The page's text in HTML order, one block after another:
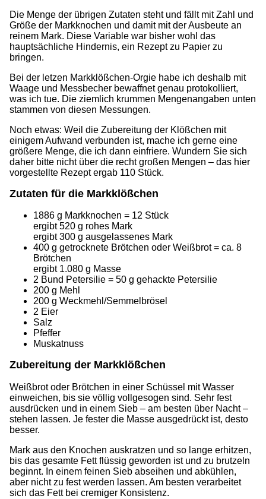
Die Menge der übrigen Zutaten steht und fällt mit Zahl und
Größe der Markknochen und damit mit der Ausbeute an
reinem Mark. Diese Variable war bisher wohl das
hauptsächliche Hindernis, ein Rezept zu Papier zu
bringen.
Bei der letzen Markklößchen-Orgie habe ich deshalb mit
Waage und Messbecher bewaffnet genau protokolliert,
was ich tue. Die ziemlich krummen Mengenangaben unten
stammen von diesen Messungen.
Noch etwas: Weil die Zubereitung der Klößchen mit
einigem Aufwand verbunden ist, mache ich gerne eine
größere Menge, die ich dann einfriere. Wundern Sie sich
daher bitte nicht über die recht großen Mengen – das hier
vorgestellte Rezept ergab 110 Stück.
Zutaten für die Markklößchen
1886 g Markknochen = 12 Stück
ergibt 520 g rohes Mark
ergibt 300 g ausgelassenes Mark
400 g getrocknete Brötchen oder Weißbrot = ca. 8
Brötchen
ergibt 1.080 g Masse
2 Bund Petersilie = 50 g gehackte Petersilie
200 g Mehl
200 g Weckmehl/Semmelbrösel
2 Eier
Salz
Pfeffer
Muskatnuss
Zubereitung der Markklößchen
Weißbrot oder Brötchen in einer Schüssel mit Wasser
einweichen, bis sie völlig vollgesogen sind. Sehr fest
ausdrücken und in einem Sieb – am besten über Nacht –
stehen lassen. Je fester die Masse ausgedrückt ist, desto
besser.
Mark aus den Knochen auskratzen und so lange erhitzen,
bis das gesamte Fett flüssig geworden ist und zu brutzeln
beginnt. In einem feinen Sieb abseihen und abkühlen,
aber nicht zu fest werden lassen. Am besten verarbeitet
sich das Fett bei cremiger Konsistenz.